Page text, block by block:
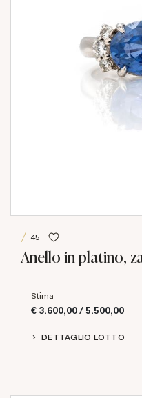
45
Anello in platino,
Stima
€ 3.600,00 / 5.500,00
DETTAGLIO LOTTO